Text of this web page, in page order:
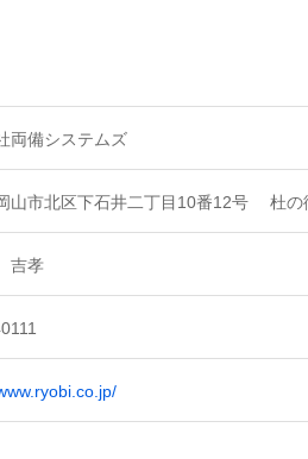
両備システムズ
山市北区下石井二丁目10番12号 杜の
吉孝